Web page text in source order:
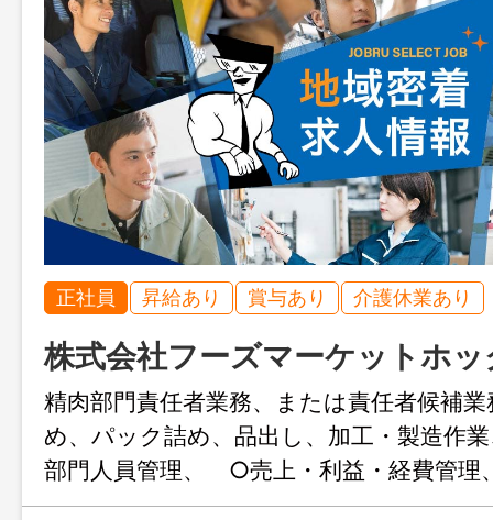
正社員 昇給あり 賞与あり 介護休業あり
株式会社フーズマーケットホッ
精肉部門責任者業務、または責任者候
め、パック詰め、品出し、加工・製造作
部門人員管理、 ○売上・利益・経費管
属部門について】 経験者については経